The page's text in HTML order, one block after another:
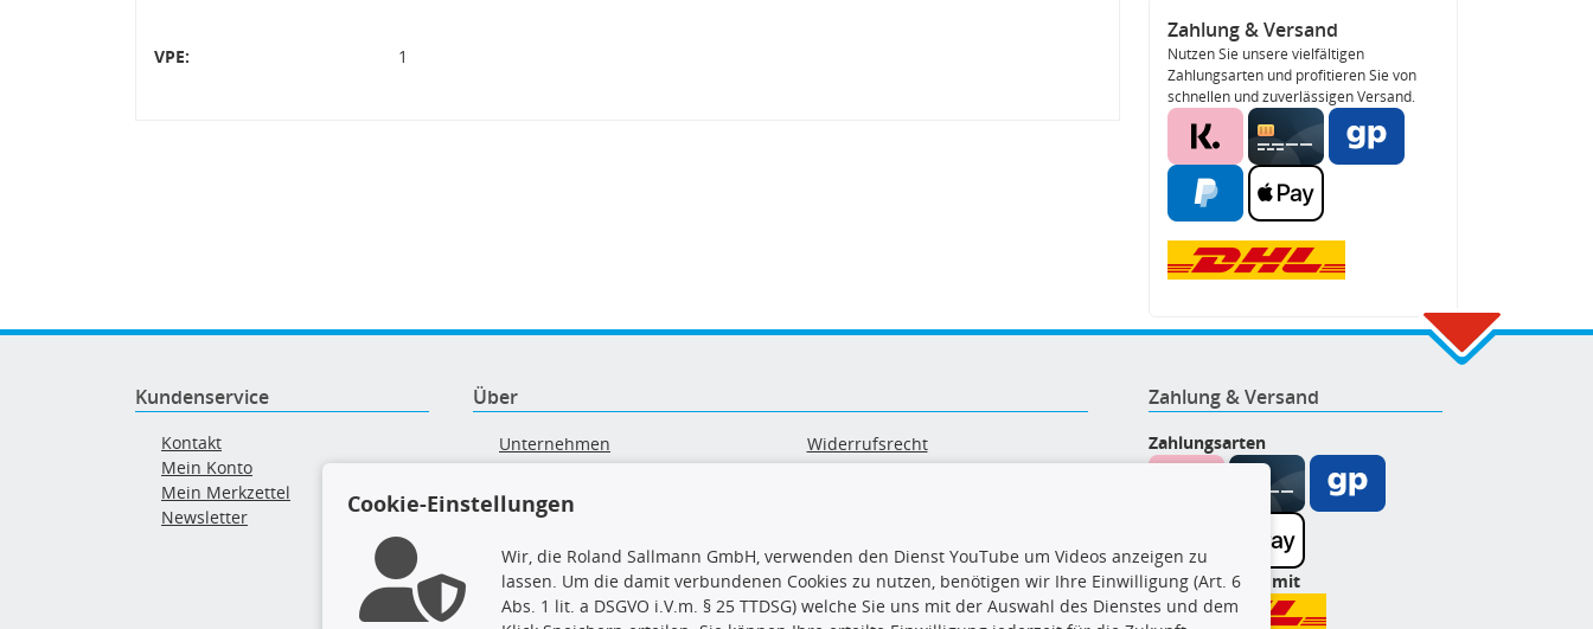
VPE: 1
Zahlung & Versand
Nutzen Sie unsere vielfältigen
Zahlungsarten und profitieren Sie von
schnellen und zuverlässigen Versand.
Kundenservice
Kontakt
Mein Konto
Mein Merkzettel
Newsletter
Über
Unternehmen
AGB
Versand & Zahlung
Altgeräte-/ Batterieentsorgung
Widerrufsrecht
Widerrufsformular
Barrierefreiheitserklärung
Zahlung & Versand
Zahlungsarten
Wir versenden mit
Cookie-Einstellungen
Wir, die Roland Sallmann GmbH, verwenden den Dienst YouTube um Videos anzeigen zu
lassen. Um die damit verbundenen Cookies zu nutzen, benötigen wir Ihre Einwilligung (Art. 6
Abs. 1 lit. a DSGVO i.V.m. § 25 TTDSG) welche Sie uns mit der Auswahl des Dienstes und dem